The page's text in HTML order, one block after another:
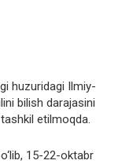
huzuridagi Ilmiy-
bilish darajasini
etilmoqda.
15-22-oktabr